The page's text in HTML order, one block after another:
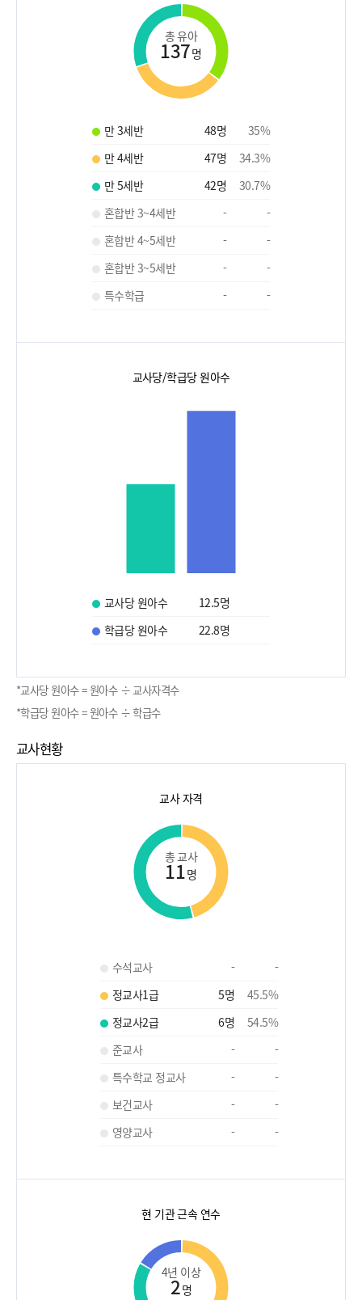
총 유아
137명
만 3세반 48명 35%
만 4세반
47명 34.3%
만 5세반
42명 30.7%
혼합반 3~4세반
-
-
혼합반 4~5세반
-
-
혼합반 3~5세반
-
-
특수학급
- -
교사당/학급당 원아수
교사당 원아수 12.5명
학급당 원아수
22.8명
*교사당 원아수 = 원아수 ÷ 교사자격수
*학급당 원아수 = 원아수 ÷ 학급수
교사현황
교사 자격
총 교사
11명
수석교사 -
-
정교사1급
5명 45.5%
정교사2급
6명 54.5%
준교사
-
-
특수학교 정교사
-
-
보건교사
-
-
영양교사
- -
현 기관 근속 연수
4년 이상
2명